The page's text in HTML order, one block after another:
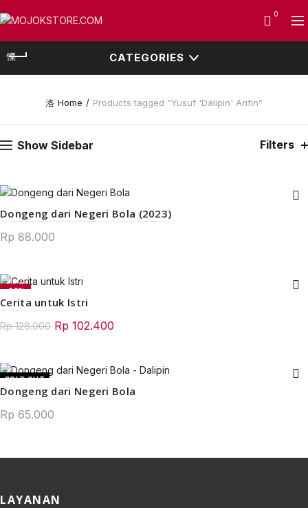
0
CATEGORIES
Home Products tagged “Yusuf 'Dalipin' Arifin”
Show Sidebar Filters
Dongeng dari Negeri Bola (2023)
Rp 88.000
-20%
Cerita untuk Istri
Rp128.000 Original
Rp 128.000.
Rp 102.400
Rp 102.400.
SOLD OUT
Dongeng dari Negeri Bola
Rp 65.000
LAYANAN